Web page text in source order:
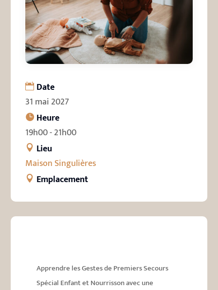
Date
31 mai 2027
Heure
19h00 - 21h00
Lieu
Maison Singulières
Emplacement
Apprendre les Gestes de Premiers Secours
Spécial Enfant et Nourrisson avec une